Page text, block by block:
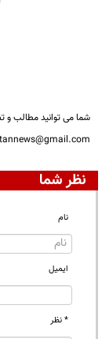
شما می توانید مطالب و
نظر شما
نام
ایمیل
* نظر